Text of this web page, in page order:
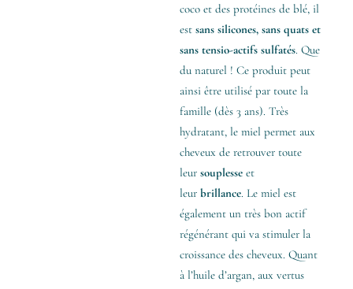
coco et des protéines de blé, il
est sans silicones, sans quats et
sans tensio-actifs sulfatés. Que
du naturel ! Ce produit peut
ainsi être utilisé par toute la
famille (dès 3 ans). Très
hydratant, le miel permet aux
cheveux de retrouver toute
leur souplesseet
leur brillance. Le miel est
également un très bon actif
régénérant qui va stimuler la
croissance des cheveux. Quant
à l’huile d’argan, aux vertus